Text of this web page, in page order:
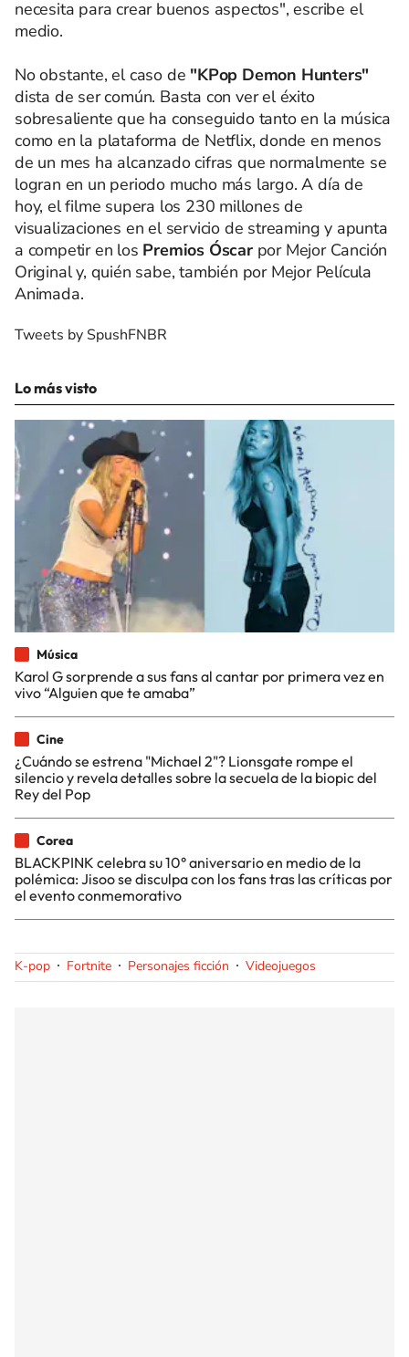
necesita para crear buenos aspectos", escribe el
medio.
No obstante, el caso de "KPop Demon Hunters"
dista de ser común. Basta con ver el éxito
sobresaliente que ha conseguido tanto en la música
como en la plataforma de Netflix, donde en menos
de un mes ha alcanzado cifras que normalmente se
logran en un periodo mucho más largo. A día de
hoy, el filme supera los 230 millones de
visualizaciones en el servicio de streaming y apunta
a competir en los Premios Óscar por Mejor Canción
Original y, quién sabe, también por Mejor Película
Animada.
Tweets by SpushFNBR
Lo más visto
Música
Karol G sorprende a sus fans al cantar por primera vez en
vivo “Alguien que te amaba”
Cine
¿Cuándo se estrena "Michael 2"? Lionsgate rompe el
silencio y revela detalles sobre la secuela de la biopic del
Rey del Pop
Corea
BLACKPINK celebra su 10° aniversario en medio de la
polémica: Jisoo se disculpa con los fans tras las críticas por
el evento conmemorativo
K-pop Fortnite Personajes ficción Videojuegos